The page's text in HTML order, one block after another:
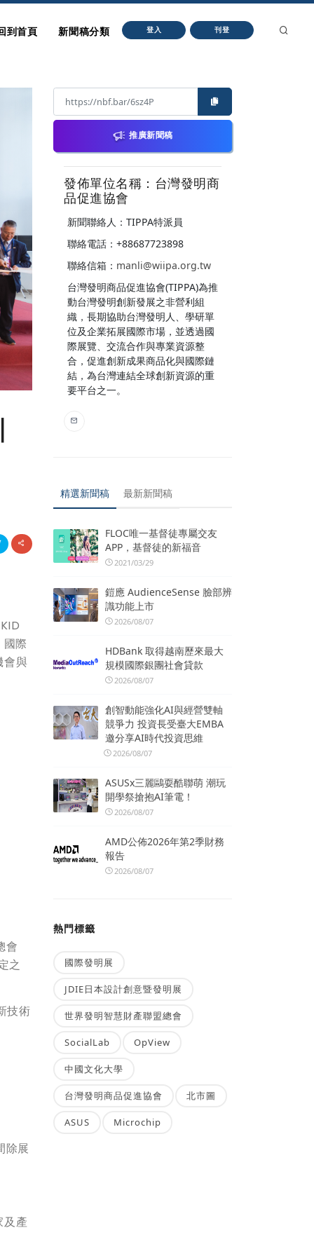
到首頁 新聞稿分類 登入 刊登
際
會與
會
之
技術
除展
及產
推廣新聞稿
發佈單位名稱：台灣發明商
品促進協會
新聞聯絡人：TIPPA特派員
聯絡電話：+88687723898
聯絡信箱： manli@wiipa.org.tw
台灣發明商品促進協會(TIPPA)為推
動台灣發明創新發展之非營利組
織，長期協助台灣發明人、學研單
位及企業拓展國際市場，並透過國
際展覽、交流合作與專業資源整
合，促進創新成果商品化與國際鏈
結，為台灣連結全球創新資源的重
要平台之一。
精選新聞稿 最新新聞稿
FLOC唯一基督徒專屬交友
APP，基督徒的新福音
2021/03/29
鎧應 AudienceSense 臉部辨
識功能上市
2026/08/07
HDBank 取得越南歷來最大
規模國際銀團社會貸款
2026/08/07
創智動能強化AI與經營雙軸
競爭力 投資長受臺大EMBA
邀分享AI時代投資思維
2026/08/07
ASUSx三麗鷗耍酷聯萌 潮玩
開學祭搶抱AI筆電！
2026/08/07
AMD公佈2026年第2季財務
報告
2026/08/07
熱門標籤
國際發明展
JDIE日本設計創意暨發明展
世界發明智慧財產聯盟總會
SocialLab OpView
中國文化大學
台灣發明商品促進協會 北市圖
ASUS Microchip